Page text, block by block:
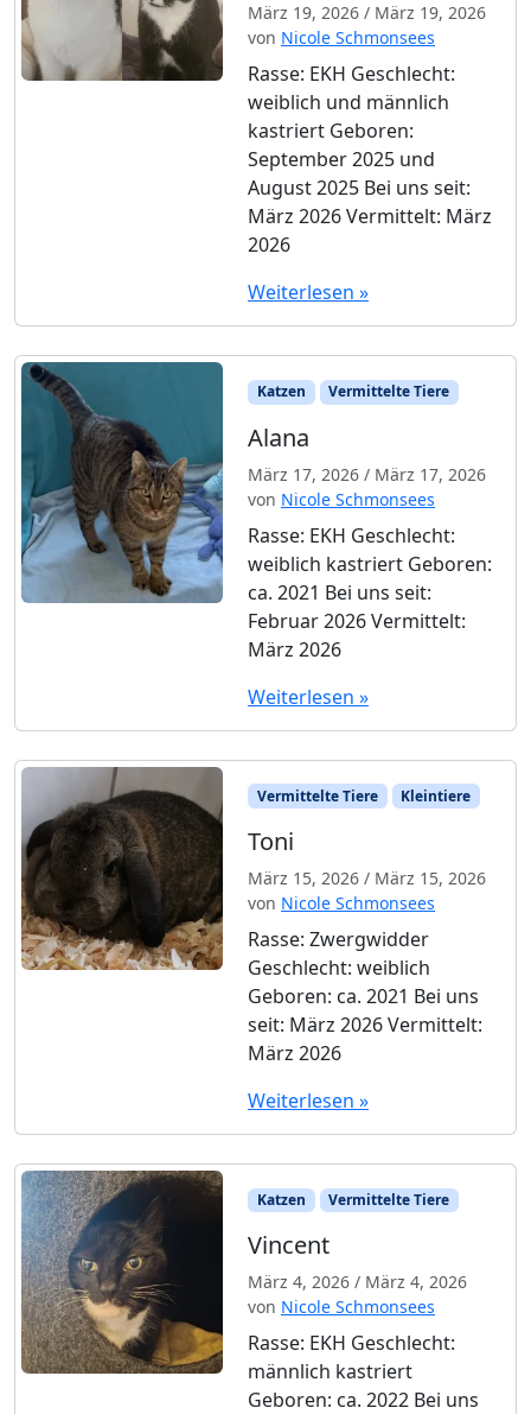
März 19, 2026 / März 19, 2026
von Nicole Schmonsees
Rasse: EKH Geschlecht:
weiblich und männlich
kastriert Geboren:
September 2025 und
August 2025 Bei uns seit:
März 2026 Vermittelt: März
2026
Weiterlesen »
Katzen Vermittelte Tiere
Alana
März 17, 2026 / März 17, 2026
von Nicole Schmonsees
Rasse: EKH Geschlecht:
weiblich kastriert Geboren:
ca. 2021 Bei uns seit:
Februar 2026 Vermittelt:
März 2026
Weiterlesen »
Vermittelte Tiere Kleintiere
Toni
März 15, 2026 / März 15, 2026
von Nicole Schmonsees
Rasse: Zwergwidder
Geschlecht: weiblich
Geboren: ca. 2021 Bei uns
seit: März 2026 Vermittelt:
März 2026
Weiterlesen »
Katzen Vermittelte Tiere
Vincent
März 4, 2026 / März 4, 2026
von Nicole Schmonsees
Rasse: EKH Geschlecht:
männlich kastriert
Geboren: ca. 2022 Bei uns